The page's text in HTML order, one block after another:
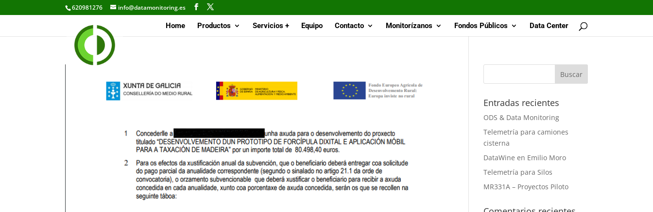
620981276 info@datamonitoring.es
Home Productos Servicios + Equipo Contacto Monitorízanos Fondos Públicos Data Center
Entradas recientes
ODS & Data Monitoring
Telemetría para camiones
cisterna
DataWine en Emilio Moro
Telemetría para Silos
MR331A – Proyectos Piloto